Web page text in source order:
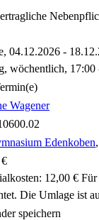
04.12.2026 -
wöchentlich,
Wagener
Edenkoben,
12,00 €
Die Umlage ist
speichern